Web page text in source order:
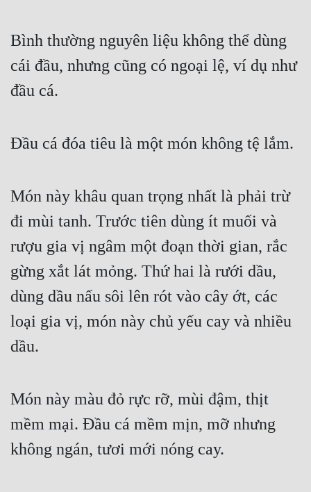
Bình thường nguyên liệu không thể dùng
cái đầu, nhưng cũng có ngoại lệ, ví dụ như
đầu cá.
Đầu cá đóa tiêu là một món không tệ lắm.
Món này khâu quan trọng nhất là phải trừ
đi mùi tanh. Trước tiên dùng ít muối và
rượu gia vị ngâm một đoạn thời gian, rắc
gừng xắt lát mỏng. Thứ hai là rưới dầu,
dùng dầu nấu sôi lên rót vào cây ớt, các
loại gia vị, món này chủ yếu cay và nhiều
dầu.
Món này màu đỏ rực rỡ, mùi đậm, thịt
mềm mại. Đầu cá mềm mịn, mỡ nhưng
không ngán, tươi mới nóng cay.